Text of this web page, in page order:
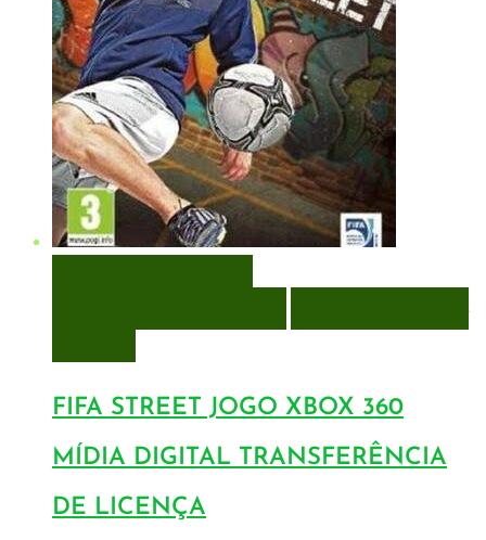
FIFA STREET JOGO XBOX 360
MÍDIA DIGITAL TRANSFERÊNCIA
DE LICENÇA